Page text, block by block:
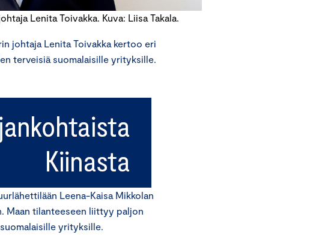
Lenita Toivakka. Kuva: Liisa Takala.
johtaja Lenita Toivakka kertoo eri
terveisiä suomalaisille yrityksille.
Leena-Kaisa Mikkolan
Maan tilanteeseen liittyy paljon
yrityksille.